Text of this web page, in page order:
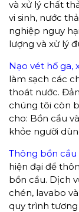
và xử lý chất
vi sinh, nước
nghiệp nguy
lượng và xử lý
Nạo vét hố ga,
làm sạch các
thoát nước.
chúng tôi còn
cho: Bồn cầu
khỏe người
Thông bồn cầu
hiện đại để
bồn cầu. Dịch
chén, lavabo
quy trình